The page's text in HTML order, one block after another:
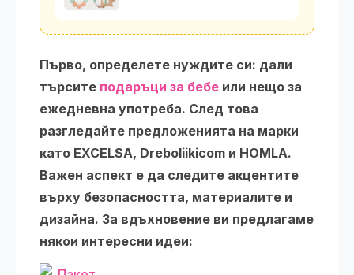
Първо, определете нуждите си: дали
търсите подаръци за бебе или нещо за
ежедневна употреба. След това
разгледайте предложенията на марки
като EXCELSA, Dreboliikicom и HOMLA.
Важен аспект е да следите акцентите
върху безопасността, материалите и
дизайна. За вдъхновение ви предлагаме
някои интересни идеи: